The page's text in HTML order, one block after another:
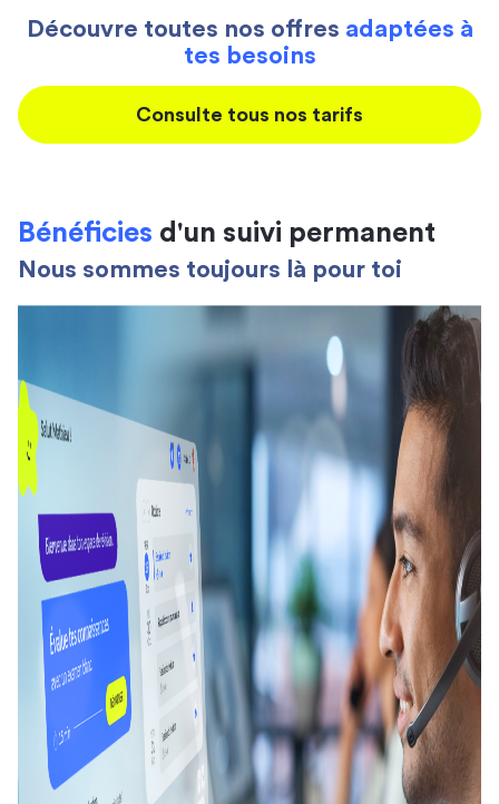
Découvre toutes nos offres adaptées à
tes besoins
Consulte tous nos tarifs
Bénéficies d'un suivi permanent
Nous sommes toujours là pour toi